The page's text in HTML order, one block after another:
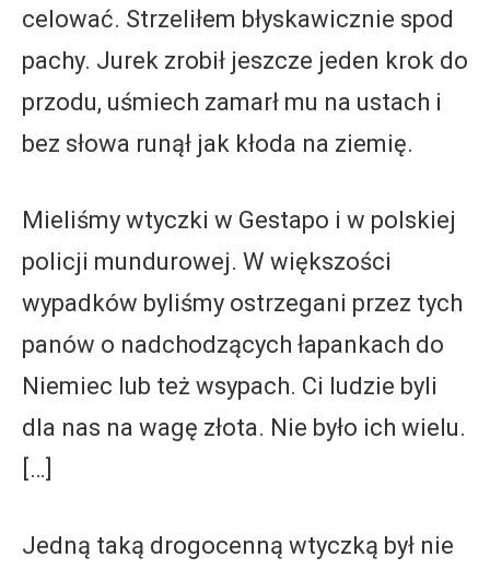
celować. Strzeliłem błyskawicznie spod
pachy. Jurek zrobił jeszcze jeden krok do
przodu, uśmiech zamarł mu na ustach i
bez słowa runął jak kłoda na ziemię.
Mieliśmy wtyczki w Gestapo i w polskiej
policji mundurowej. W większości
wypadków byliśmy ostrzegani przez tych
panów o nadchodzących łapankach do
Niemiec lub też wsypach. Ci ludzie byli
dla nas na wagę złota. Nie było ich wielu.
[…]
Jedną taką drogocenną wtyczką był nie